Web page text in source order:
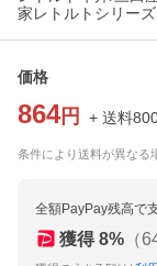
家レトルトシリーズ
価格
864円 + 送料
条件により送料が異なる
全額PayPay残高で
獲得 8% （